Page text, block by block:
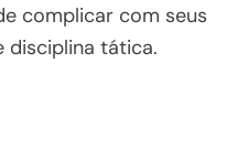
complicar com seus
tática.